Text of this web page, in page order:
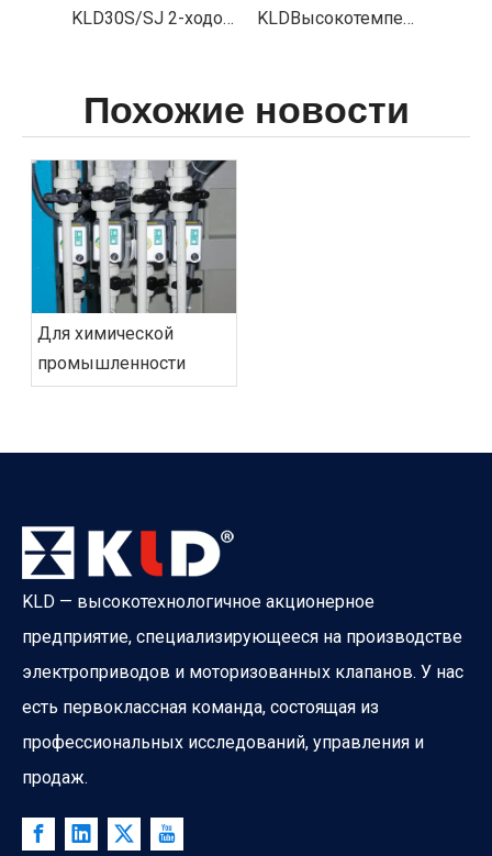
KLD30S/SJ 2-ходовой шаровой кран с электроприводом уменьшенного диаметра (гнездовой) KLDВысокотемпературный 2-ходовой полнопроходной шаровой кран с электроприводом 30S/SJ (новая версия)
Похожие новости
Для химической
промышленности
KLD — высокотехнологичное акционерное
предприятие, специализирующееся на производстве
электроприводов и моторизованных клапанов. У нас
есть первоклассная команда, состоящая из
профессиональных исследований, управления и
продаж.